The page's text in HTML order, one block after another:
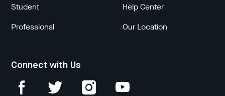
Student
Professional
Help Center
Our Location
Connect with Us